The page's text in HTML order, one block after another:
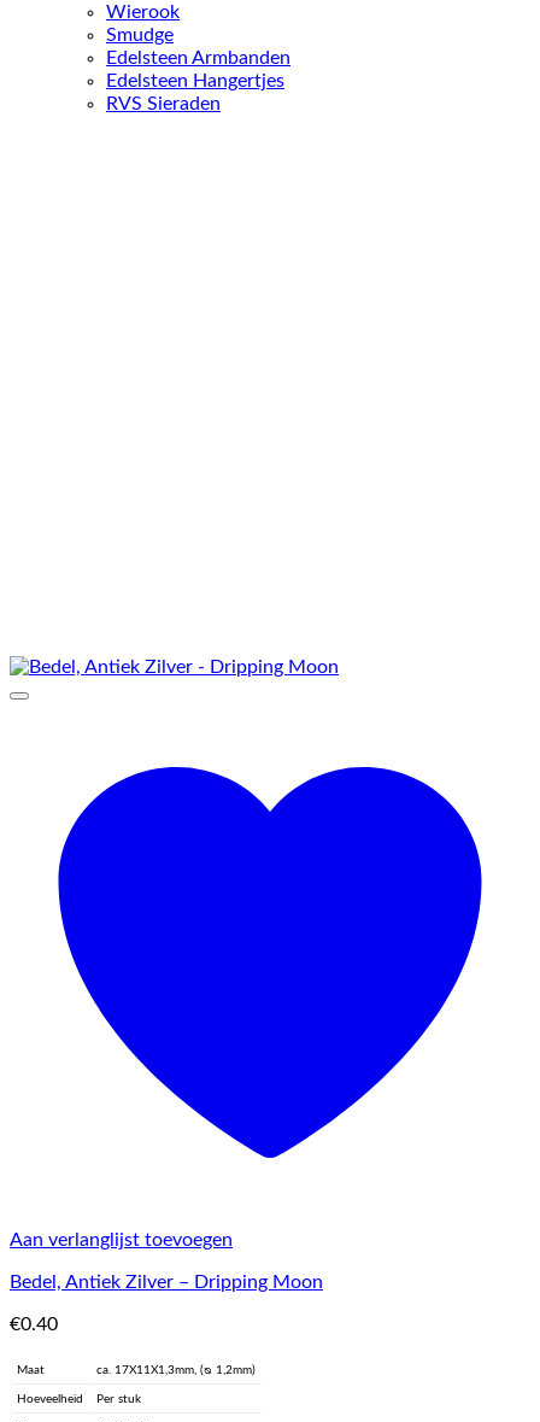
Wierook
Smudge
Edelsteen Armbanden
Edelsteen Hangertjes
RVS Sieraden
Aan verlanglijst toevoegen
Bedel, Antiek Zilver – Dripping Moon
€0.40
Maat ca. 17X11X1,3mm, (ᴓ 1,2mm)
Hoeveelheid Per stuk